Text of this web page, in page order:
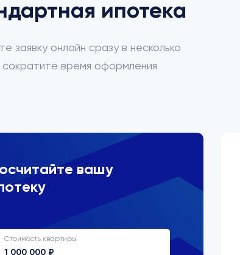
ипотека
заявку онлайн сразу в несколько
сократите время оформления
вашу
Стоимость квартиры
ВТБ
Процентная ставка
Срок кредитования